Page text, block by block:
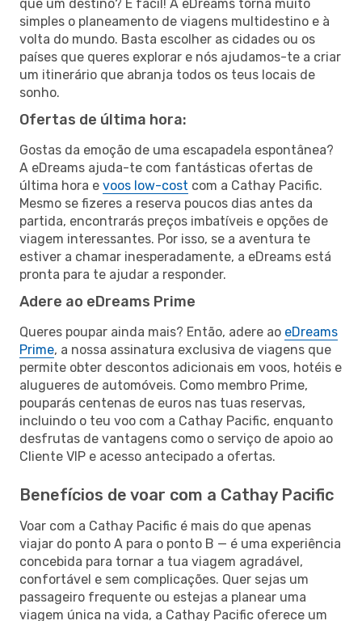
que um destino? É fácil! A eDreams torna muito
simples o planeamento de viagens multidestino e à
volta do mundo. Basta escolher as cidades ou os
países que queres explorar e nós ajudamos-te a criar
um itinerário que abranja todos os teus locais de
sonho.
Ofertas de última hora:
Gostas da emoção de uma escapadela espontânea?
A eDreams ajuda-te com fantásticas ofertas de
última hora e voos low-cost com a Cathay Pacific.
Mesmo se fizeres a reserva poucos dias antes da
partida, encontrarás preços imbatíveis e opções de
viagem interessantes. Por isso, se a aventura te
estiver a chamar inesperadamente, a eDreams está
pronta para te ajudar a responder.
Adere ao eDreams Prime
Queres poupar ainda mais? Então, adere ao eDreams
Prime, a nossa assinatura exclusiva de viagens que
permite obter descontos adicionais em voos, hotéis e
alugueres de automóveis. Como membro Prime,
pouparás centenas de euros nas tuas reservas,
incluindo o teu voo com a Cathay Pacific, enquanto
desfrutas de vantagens como o serviço de apoio ao
Cliente VIP e acesso antecipado a ofertas.
Benefícios de voar com a Cathay Pacific
Voar com a Cathay Pacific é mais do que apenas
viajar do ponto A para o ponto B — é uma experiência
concebida para tornar a tua viagem agradável,
confortável e sem complicações. Quer sejas um
passageiro frequente ou estejas a planear uma
viagem única na vida, a Cathay Pacific oferece um